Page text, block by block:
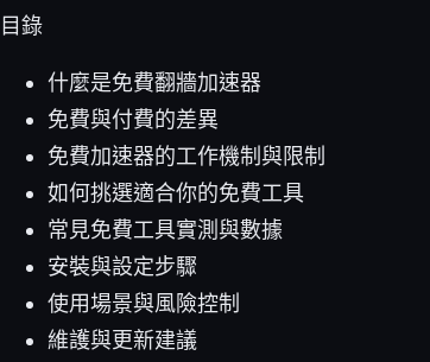
目錄
什麼是免費翻牆加速器
免費與付費的差異
免費加速器的工作機制與限制
如何挑選適合你的免費工具
常見免費工具實測與數據
安裝與設定步驟
使用場景與風險控制
維護與更新建議